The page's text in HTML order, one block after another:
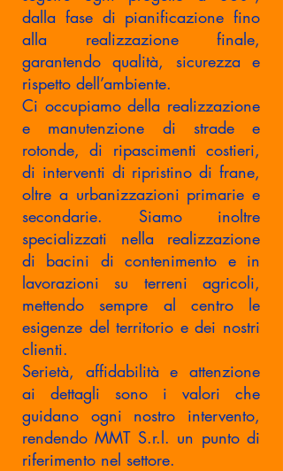
dalla fase di pianificazione fino
alla realizzazione finale,
garantendo qualità, sicurezza e
rispetto dell’ambiente.
Ci occupiamo della realizzazione
e manutenzione di strade e
rotonde, di ripascimenti costieri,
di interventi di ripristino di frane,
oltre a urbanizzazioni primarie e
secondarie. Siamo inoltre
specializzati nella realizzazione
di bacini di contenimento e in
lavorazioni su terreni agricoli,
mettendo sempre al centro le
esigenze del territorio e dei nostri
clienti.
Serietà, affidabilità e attenzione
ai dettagli sono i valori che
guidano ogni nostro intervento,
rendendo MMT S.r.l. un punto di
riferimento nel settore.